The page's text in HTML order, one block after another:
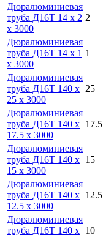
Дюралюминиевая
труба Д16Т 14 х 2
х 3000
2
Дюралюминиевая
труба Д16Т 14 х 1
х 3000
1
Дюралюминиевая
труба Д16Т 140 х
25 х 3000
25
Дюралюминиевая
труба Д16Т 140 х
17.5 х 3000
17.5
Дюралюминиевая
труба Д16Т 140 х
15 х 3000
15
Дюралюминиевая
труба Д16Т 140 х
12.5 х 3000
12.5
Дюралюминиевая
труба Д16Т 140 х 10